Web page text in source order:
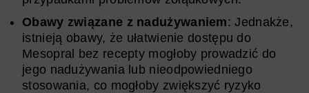
Obawy związane z nadużywaniem: Jednakże,
istnieją obawy, że ułatwienie dostępu do
Mesopral bez recepty mogłoby prowadzić do
jego nadużywania lub nieodpowiedniego
stosowania, co mogłoby zwiększyć ryzyko